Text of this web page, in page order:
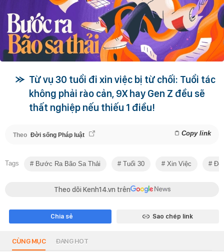
Từ vụ 30 tuổi đi xin việc bị từ chối: Tuổi tác
không phải rào cản, 9X hay Gen Z đều sẽ
thất nghiệp nếu thiếu 1 điều!
Theo Đời sống Pháp luật Copy link
Tags Bước Ra Bão Sa Thải Tuổi 30 Xin Việc Đời
Theo dõi Kenh14.vn trên
Chia sẻ Sao chép link
CÙNG MỤC ĐANG HOT